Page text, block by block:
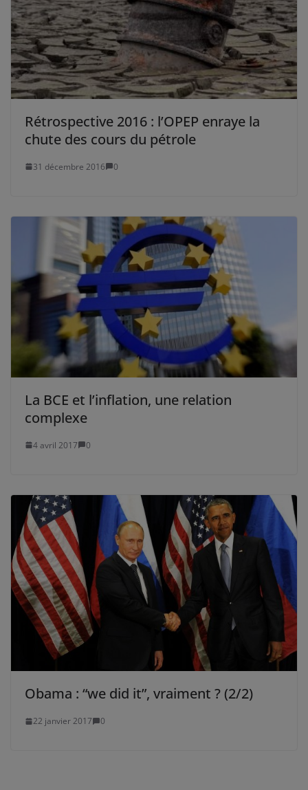
Rétrospective 2016 : l’OPEP enraye la
chute des cours du pétrole
31 décembre 2016 0
La BCE et l’inflation, une relation
complexe
4 avril 2017 0
Obama : “we did it”, vraiment ? (2/2)
22 janvier 2017 0